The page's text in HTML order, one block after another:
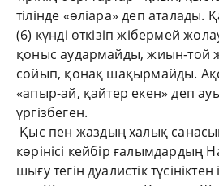
тілінде «өліара» деп аталады.
(6) күнді өткізіп жібермей
қоныс аудармайды, жиын-той
сойып, қонақ шақырмайды.
«апыр-ай, қайтер екен» деп
үргізбеген.
Қыс пен жаздың халық
көрінісі кейбір
шығу тегін дуалистік